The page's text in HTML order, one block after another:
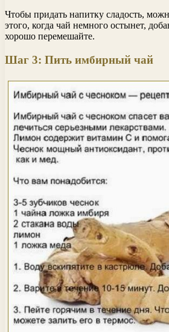
Чтобы придать напитку сладость,
этого, когда чай немного остынет,
хорошо перемешайте.
Шаг 3: Пить имбирный чай